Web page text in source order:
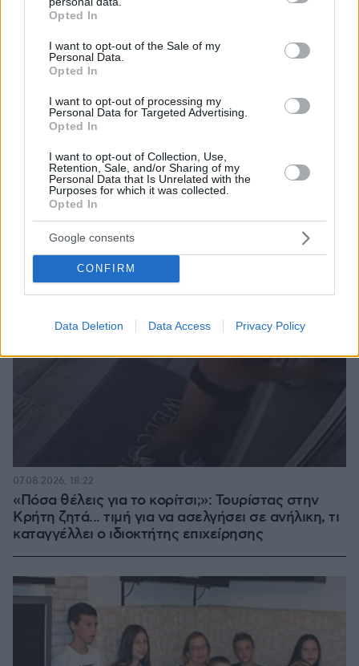
grant or deny consent to Google and its third-party tags to
use your data for below specified purposes in below Google
consent section.
Opted In
I want to opt-out of the Sale of my
Personal Data.
Opted In
I want to opt-out of processing my
Personal Data for Targeted Advertising.
Opted In
I want to opt-out of Collection, Use,
Retention, Sale, and/or Sharing of my
Personal Data that Is Unrelated with the
Purposes for which it was collected.
Opted In
Google consents
CONFIRM
Data Deletion Data Access Privacy Policy
ΤΑ ΠΙΟ ΔΗΜΟΦΙΛΗ
«Πόσα θέλεις για το κορίτσι;»: Τουρίστας στην
Κρήτη ζητά... τιμή για να ασελγήσει σε ανήλικη, τι
καταγγέλλει ο ιδιοκτήτης επιχείρησης
07.08.2026, 18:22